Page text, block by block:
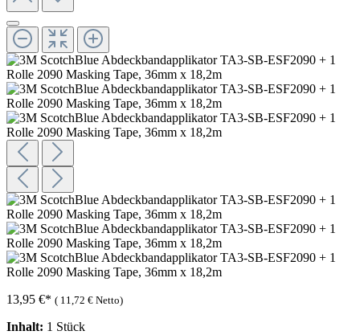
13,95 €* ( 11,72 € Netto)
Inhalt: 1 Stück